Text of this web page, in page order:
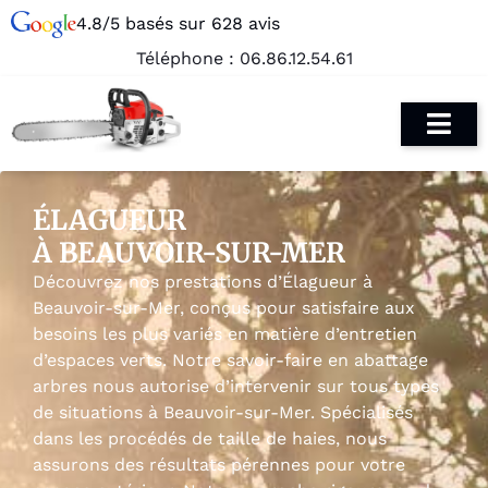
4.8/5 basés sur 628 avis
Téléphone : 06.86.12.54.61
ÉLAGUEUR
À BEAUVOIR-SUR-MER
Découvrez nos prestations d’Élagueur à
Beauvoir-sur-Mer, conçus pour satisfaire aux
besoins les plus variés en matière d’entretien
d’espaces verts. Notre savoir-faire en abattage
arbres nous autorise d’intervenir sur tous types
de situations à Beauvoir-sur-Mer. Spécialisés
dans les procédés de taille de haies, nous
assurons des résultats pérennes pour votre